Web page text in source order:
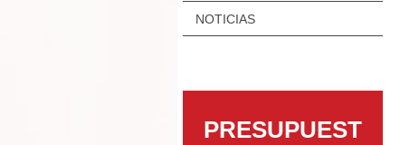
NOTICIAS
PRESUPUEST